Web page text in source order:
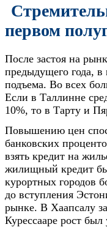
первом
После застоя на
предыдущего года, в
подъема. Во всех
Если в Таллинне
10%, то в Тарту и
Повышению цен
банковских
взять кредит на
жилищный кредит
курортных городов
до вступления
рынке. В Хаапсалу
Курессааре рост